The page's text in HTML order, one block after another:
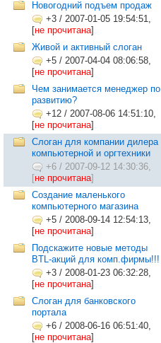
Новогодний подъем продаж
+3 / 2007-01-05 19:54:51,
[не прочитана]
Живой и активный слоган
+5 / 2007-04-04 08:06:58,
[не прочитана]
Чем занимается менеджер по
развитию?
+12 / 2007-08-06 14:51:10,
[не прочитана]
Слоган для компании дилера
компьютерной и оргтехники
+6 / 2007-09-12 14:30:36,
[не прочитана]
Создание маленького
компьютерного магазина
+5 / 2008-09-14 12:54:13,
[не прочитана]
Подскажите новые методы
BTL-акций для комп.фирмы!!!
+3 / 2008-01-23 06:32:28,
[не прочитана]
Слоган для банковского
портала
+6 / 2008-06-16 06:51:40,
[не прочитана]